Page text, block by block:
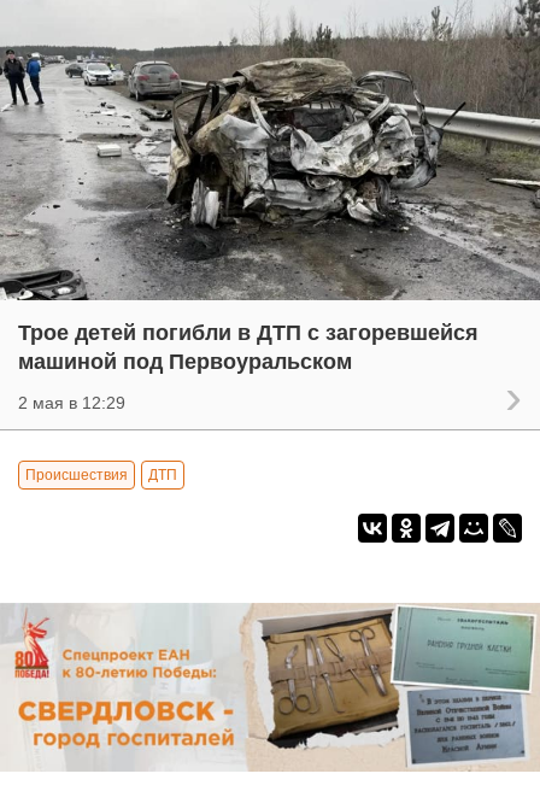
Трое детей погибли в ДТП с загоревшейся
машиной под Первоуральском
2 мая в 12:29
Происшествия ДТП